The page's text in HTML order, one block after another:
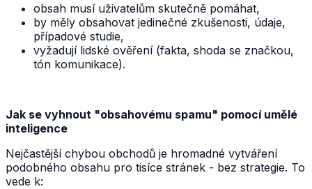
obsah musí uživatelům skutečně pomáhat,
by měly obsahovat jedinečné zkušenosti, údaje,
případové studie,
vyžadují lidské ověření (fakta, shoda se značkou,
tón komunikace).
Jak se vyhnout "obsahovému spamu" pomocí umělé
inteligence
Nejčastější chybou obchodů je hromadné vytváření
podobného obsahu pro tisíce stránek - bez strategie. To
vede k: